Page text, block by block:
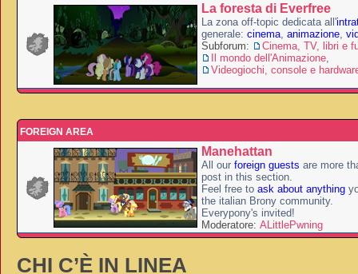
La foresta di Everfree
La zona off-topic dedicata all'
generale: cinema, animazione,
Subforum:
Cinema, TV, libri e
Il mondo dell'Animazione,
Videogiochi, console e
FOREIGN AREA
Manehattan
All our foreign guests are more
post in this section.
Feel free to ask about anything
the italian Brony community.
Everypony's invited!
Moderatore: ALittlePwning
CHI C’È IN LINEA